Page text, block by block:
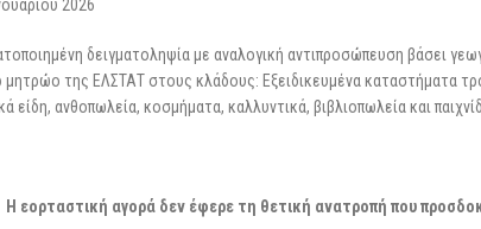
2026
δειγματοληψία με αναλογική αντιπροσώπευση βάσει
της ΕΛΣΤΑΤ στους κλάδους: Εξειδικευμένα καταστήματα
είδη, ανθοπωλεία, κοσμήματα, καλλυντικά, βιβλιοπωλεία και
εορταστική αγορά δεν έφερε τη θετική ανατροπή που